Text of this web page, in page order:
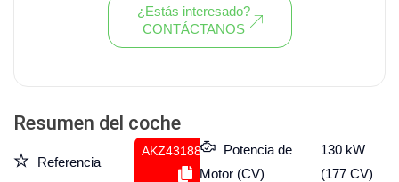
Resumen del coche
Referencia
AKZ431883569Potencia de
Motor (CV)
130 kW
(177 CV)
¿Estás interesado?
CONTÁCTANOS